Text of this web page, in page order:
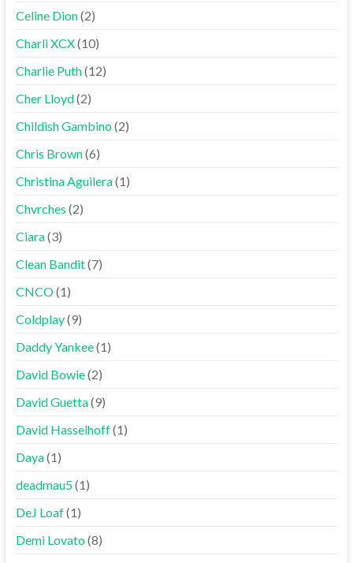
Celine Dion(2)
Charli XCX(10)
Charlie Puth(12)
Cher Lloyd(2)
Childish Gambino(2)
Chris Brown(6)
Christina Aguilera(1)
Chvrches (2)
Ciara(3)
Clean Bandit(7)
CNCO(1)
Coldplay(9)
Daddy Yankee(1)
David Bowie(2)
David Guetta(9)
David Hasselhoff(1)
Daya(1)
deadmau5(1)
DeJ Loaf(1)
Demi Lovato(8)